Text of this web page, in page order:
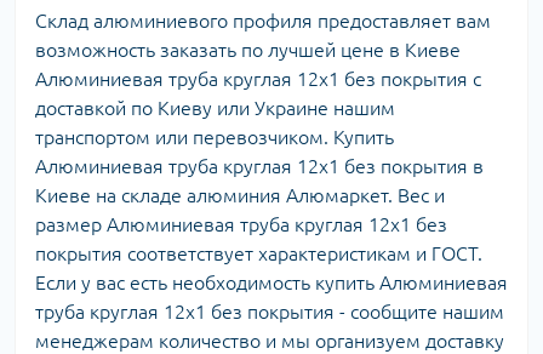
Склад алюминиевого профиля предоставляет вам
возможность заказать по лучшей цене в Киеве
Алюминиевая труба круглая 12х1 без покрытия с
доставкой по Киеву или Украине нашим
транспортом или перевозчиком. Купить
Алюминиевая труба круглая 12х1 без покрытия в
Киеве на складе алюминия Алюмаркет. Вес и
размер Алюминиевая труба круглая 12х1 без
покрытия соответствует характеристикам и ГОСТ.
Если у вас есть необходимость купить Алюминиевая
труба круглая 12х1 без покрытия - сообщите нашим
менеджерам количество и мы организуем доставку